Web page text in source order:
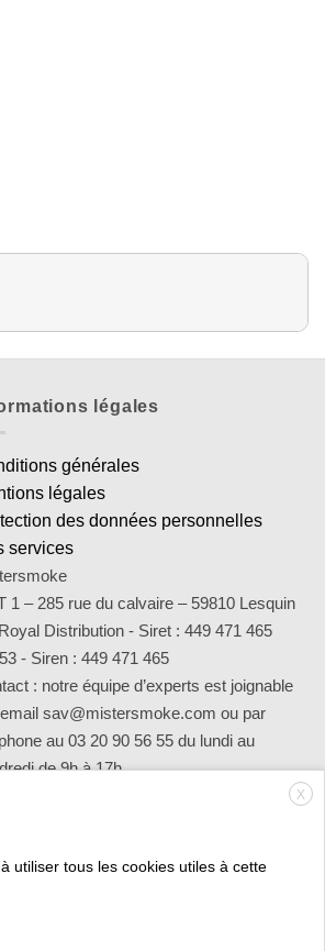
légales
générales
légales
des données personnelles
services
1 – 285 rue du calvaire – 59810 Lesquin
Distribution - Siret : 449 471 465
- Siren : 449 471 465
: notre équipe d’experts est joignable
sav@mistersmoke.com ou par
au 03 20 90 56 55 du lundi au
de 9h à 17h.
X
utiliser tous les cookies utiles à cette